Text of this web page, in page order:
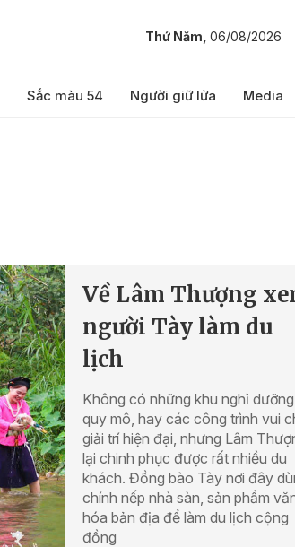
Thứ Năm, 06/08/2026
Sắc màu 54 Người giữ lửa Media
Về Lâm Thượng
người Tày làm du
lịch
Không có những khu nghỉ dưỡng
quy mô, hay các công trình vui
giải trí hiện đại, nhưng Lâm
lại chinh phục được rất nhiều du
khách. Đồng bào Tày nơi đây
chính nếp nhà sàn, sản phẩm
hóa bản địa để làm du lịch cộng
đồng